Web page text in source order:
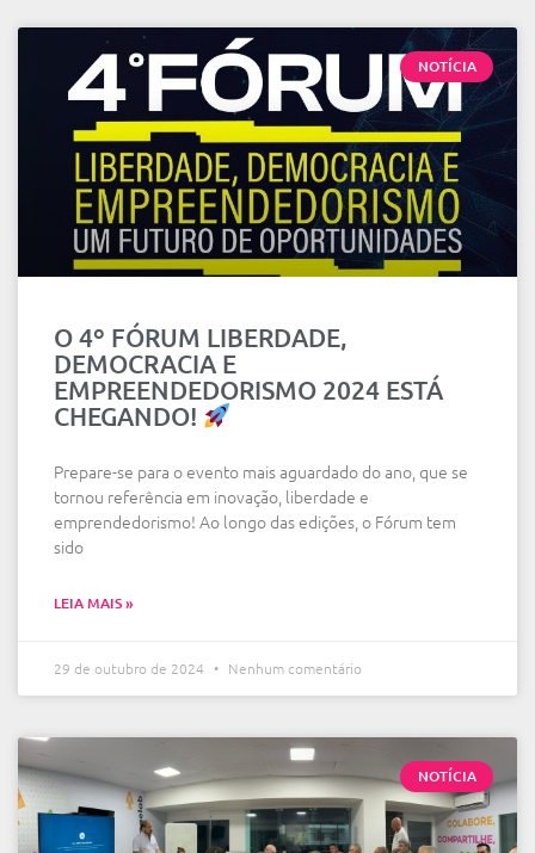
NOTÍCIA
O 4º FÓRUM LIBERDADE,
DEMOCRACIA E
EMPREENDEDORISMO 2024 ESTÁ
CHEGANDO!
Prepare-se para o evento mais aguardado do ano, que se
tornou referência em inovação, liberdade e
emprendedorismo! Ao longo das edições, o Fórum tem
sido
LEIA MAIS »
29 de outubro de 2024 Nenhum comentário
NOTÍCIA